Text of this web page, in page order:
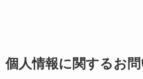
個人情報に関するお